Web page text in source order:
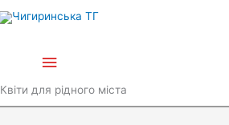
Головне
Квіти для рідного міста